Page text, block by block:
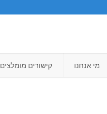
מי אנחנו קישורים מומלצים